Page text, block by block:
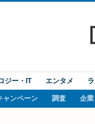
ジー・IT エンタメ
ャンペーン 調査 企